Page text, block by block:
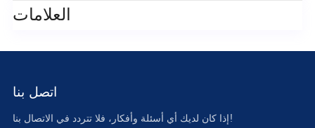
العلامات
اتصل بنا
إذا كان لديك أي أسئلة وأفكار، فلا تتردد في الاتصال بنا!